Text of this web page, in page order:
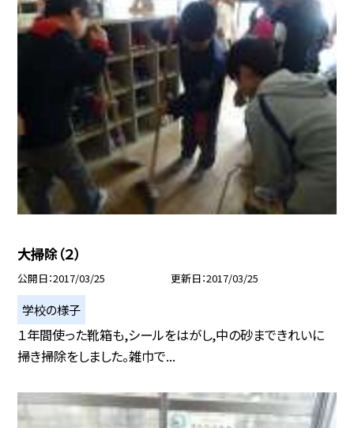
大掃除（２）
公開日 2017/03/25 更新日 2017/03/25
学校の様子
１年間使った靴箱も,シールをはがし,中の砂まできれいに
掃き掃除をしました。雑巾で...